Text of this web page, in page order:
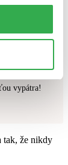
vypátra!
tak, že nikdy